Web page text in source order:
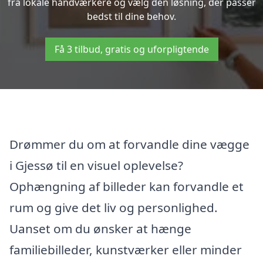
bedst til dine behov.
Få 3 tilbud, gratis og uforpligtende
Drømmer du om at forvandle dine vægge
i Gjessø til en visuel oplevelse?
Ophængning af billeder kan forvandle et
rum og give det liv og personlighed.
Uanset om du ønsker at hænge
familiebilleder, kunstværker eller minder